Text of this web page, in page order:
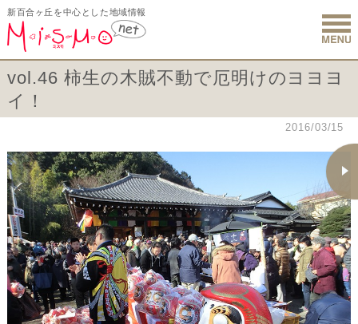
新百合ヶ丘を中心とした地域情報
新百合ヶ
vol.46 柿生の木賊不動で厄明けのヨヨヨ
イ！
2016/03/15